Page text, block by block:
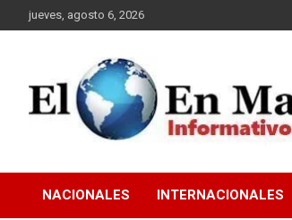
Saltar
al
jueves, agosto 6, 2026
NACIONALES INTERNACIONALES